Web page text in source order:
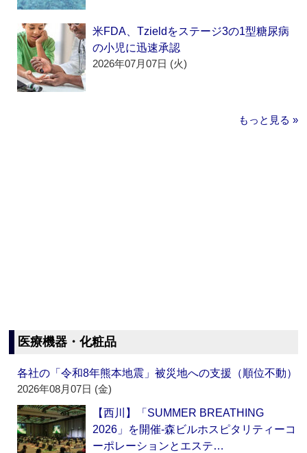
米FDA、Tzieldをステージ3の1型糖尿病
の小児に迅速承認
2026年07月07日 (火)
もっと見る »
医療機器・化粧品
各社の「令和8年熊本地震」被災地への支援（順位不動）
2026年08月07日 (金)
【西川】「SUMMER BREATHING
2026」を開催‐森ビルホスピタリティーコ
ーポレーションとエステ…